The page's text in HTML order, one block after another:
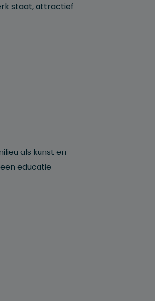
staat, attractief
als kunst en
educatie